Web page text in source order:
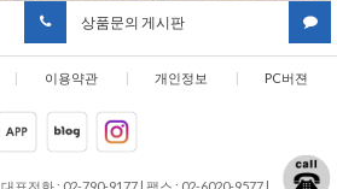
상품문의 게시판
| 이용약관 | 개인정보 | PC버젼